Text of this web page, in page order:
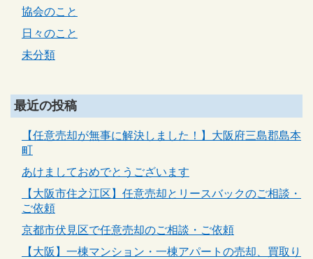
協会のこと
日々のこと
未分類
最近の投稿
【任意売却が無事に解決しました！】大阪府三島郡島本
町
あけましておめでとうございます
【大阪市住之江区】任意売却とリースバックのご相談・
ご依頼
京都市伏見区で任意売却のご相談・ご依頼
【大阪】一棟マンション・一棟アパートの売却、買取り